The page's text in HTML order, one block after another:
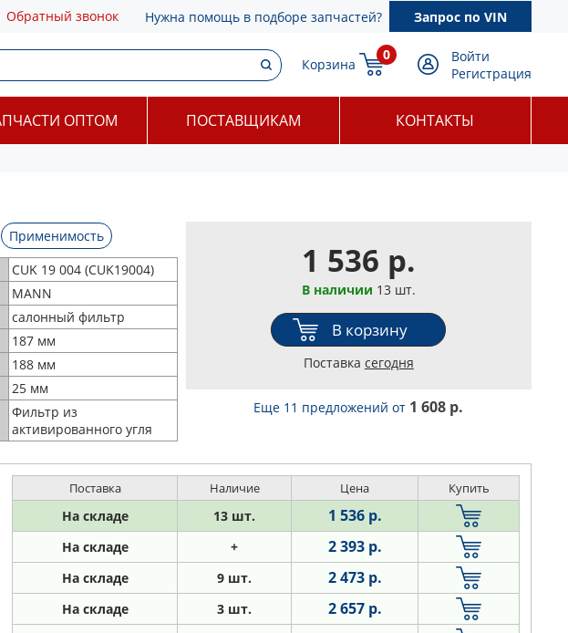
Обратный звонок Нужна помощь в подборе запчастей? Запрос по VIN
Корзина
0
Войти
Регистрация
ОПТОМ ПОСТАВЩИКАМ КОНТАКТЫ
Применимость
CUK 19 004 (CUK19004)
MANN
салонный фильтр
187 мм
188 мм
25 мм
Фильтр из
активированного угля
1 536 р.
В наличии 13 шт.
В корзину
Поставка сегодня
Еще 11 предложенийот 1 608 р.
Поставка Наличие Цена Купить
На складе 13 шт. 1 536 р.
На складе + 2 393 р.
На складе 9 шт. 2 473 р.
На складе 3 шт. 2 657 р.